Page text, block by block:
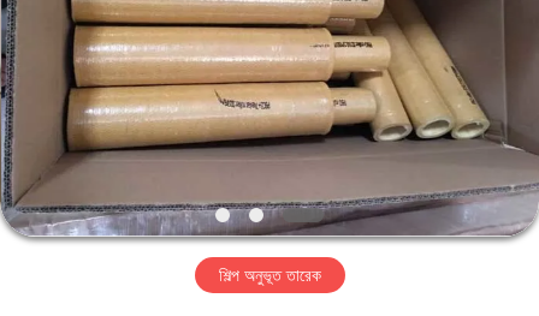
পণ্য
আমাদের
সম্পর্কে
কারখানা
শিল্প অনুভূত তারেক